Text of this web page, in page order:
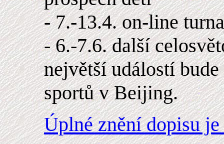
- 7.-13.4. on-line
- 6.-7.6. další
největší událostí
sportů v Beijing.
Úplné znění dopisu